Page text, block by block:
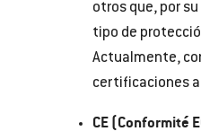
otros que, por
tipo de
Actualmente,
certificaciones
CE (Conformité